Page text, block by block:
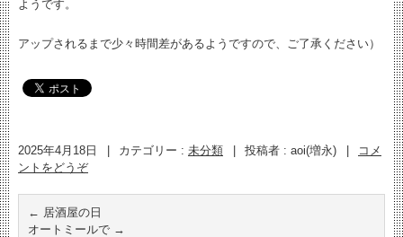
ようです。
アップされるまで少々時間差があるようですので、ご了承ください）
2025年4月18日 カテゴリー : 未分類 投稿者 : aoi(増永)
コメ
ントをどうぞ
← 居酒屋の日
オートミールで →